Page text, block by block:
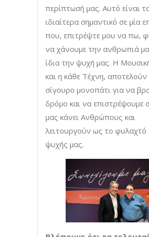
περίπτωσή μας. Αυτό είναι
ιδιαίτερα σημαντικό σε μία
που, επιτρέψτε μου να πω,
να χάνουμε την ανθρωπιά
ίδια την ψυχή μας. Η
και η κάθε Τέχνη, αποτελούν
σίγουρο μονοπάτι για να
δρόμο και να επιστρέψουμε
μας κάνει Ανθρώπους και
λειτουργούν ως το φυλαχτό
ψυχής μας.